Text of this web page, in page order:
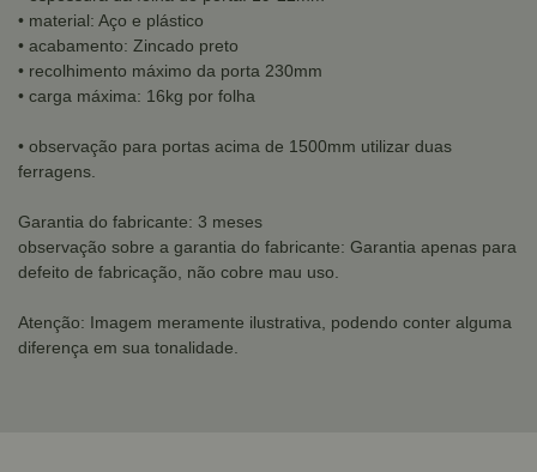
• material: Aço e plástico
• acabamento: Zincado preto
• recolhimento máximo da porta 230mm
• carga máxima: 16kg por folha
• observação para portas acima de 1500mm utilizar duas
ferragens.
Garantia do fabricante: 3 meses
observação sobre a garantia do fabricante: Garantia apenas para
defeito de fabricação, não cobre mau uso.
Atenção: Imagem meramente ilustrativa, podendo conter alguma
diferença em sua tonalidade.